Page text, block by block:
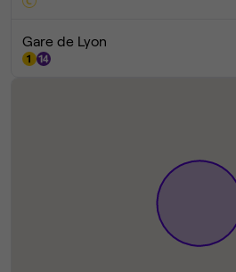
Gare de Lyon